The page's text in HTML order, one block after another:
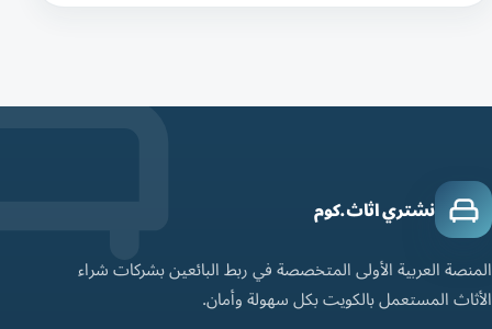
نشتري اثاث.كوم
المنصة العربية الأولى المتخصصة في ربط البائعين بشركات شراء
الأثاث المستعمل بالكويت بكل سهولة وأمان.